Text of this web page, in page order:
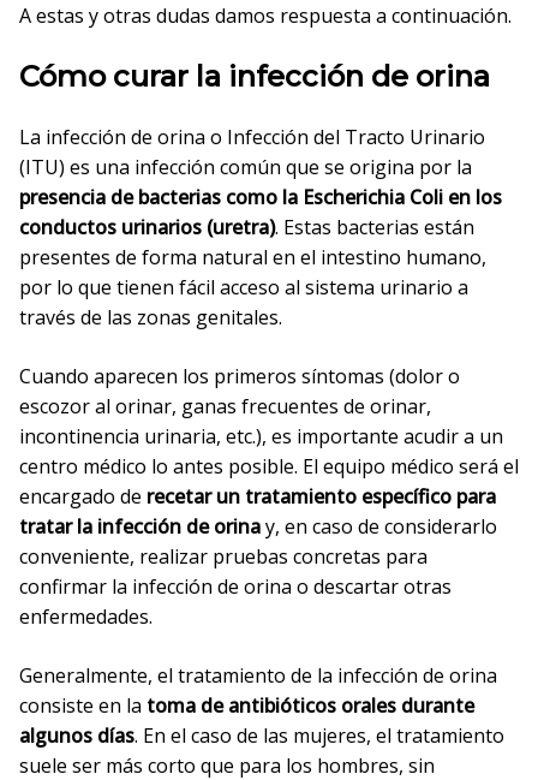
A estas y otras dudas damos respuesta a continuación.
Cómo curar la infección de orina
La infección de orina o Infección del Tracto Urinario
(ITU) es una infección común que se origina por la
presencia de bacterias como la Escherichia Coli en los
conductos urinarios (uretra). Estas bacterias están
presentes de forma natural en el intestino humano,
por lo que tienen fácil acceso al sistema urinario a
través de las zonas genitales.
Cuando aparecen los primeros síntomas (dolor o
escozor al orinar, ganas frecuentes de orinar,
incontinencia urinaria, etc.), es importante acudir a un
centro médico lo antes posible. El equipo médico será el
encargado de recetar un tratamiento específico para
tratar la infección de orinay, en caso de considerarlo
conveniente, realizar pruebas concretas para
confirmar la infección de orina o descartar otras
enfermedades.
Generalmente, el tratamiento de la infección de orina
consiste en la toma de antibióticos orales durante
algunos días. En el caso de las mujeres, el tratamiento
suele ser más corto que para los hombres, sin